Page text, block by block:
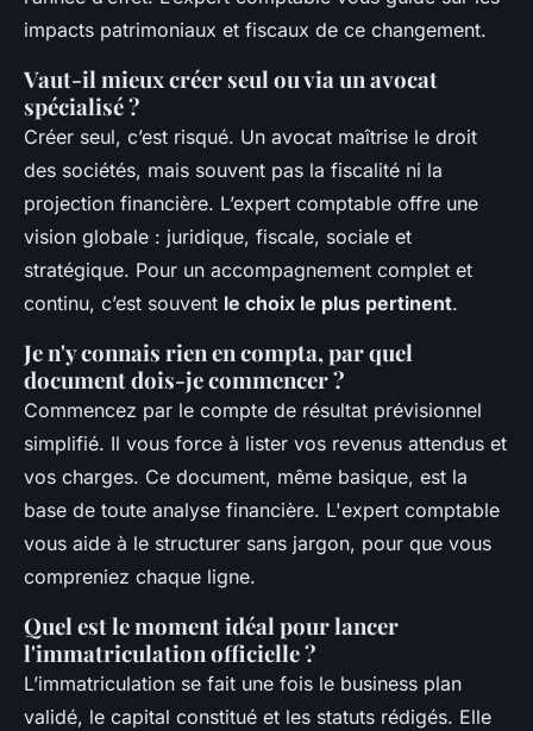
impacts patrimoniaux et fiscaux de ce changement.
Vaut-il mieux créer seul ou via un avocat
spécialisé ?
Créer seul, c’est risqué. Un avocat maîtrise le droit
des sociétés, mais souvent pas la fiscalité ni la
projection financière. L’expert comptable offre une
vision globale : juridique, fiscale, sociale et
stratégique. Pour un accompagnement complet et
continu, c’est souvent le choix le plus pertinent.
Je n'y connais rien en compta, par quel
document dois-je commencer ?
Commencez par le compte de résultat prévisionnel
simplifié. Il vous force à lister vos revenus attendus et
vos charges. Ce document, même basique, est la
base de toute analyse financière. L'expert comptable
vous aide à le structurer sans jargon, pour que vous
compreniez chaque ligne.
Quel est le moment idéal pour lancer
l'immatriculation officielle ?
L’immatriculation se fait une fois le business plan
validé, le capital constitué et les statuts rédigés. Elle